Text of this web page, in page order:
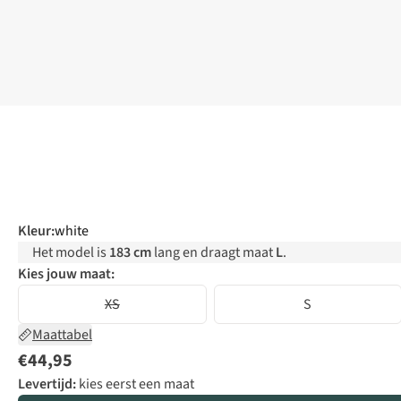
Kleur:white
Het model is 183 cmlang en draagt maatL.
Kies jouw maat:
XS
S
Maattabel
€44,95
Levertijd:kies eerst een maat